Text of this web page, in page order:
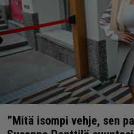
”Mitä isompi vehje, sen